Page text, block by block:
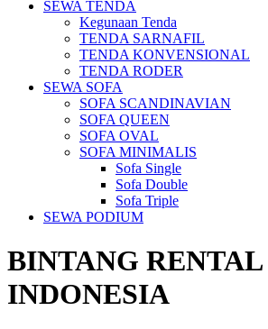
SEWA TENDA
Kegunaan Tenda
TENDA SARNAFIL
TENDA KONVENSIONAL
TENDA RODER
SEWA SOFA
SOFA SCANDINAVIAN
SOFA QUEEN
SOFA OVAL
SOFA MINIMALIS
Sofa Single
Sofa Double
Sofa Triple
SEWA PODIUM
BINTANG RENTAL
INDONESIA